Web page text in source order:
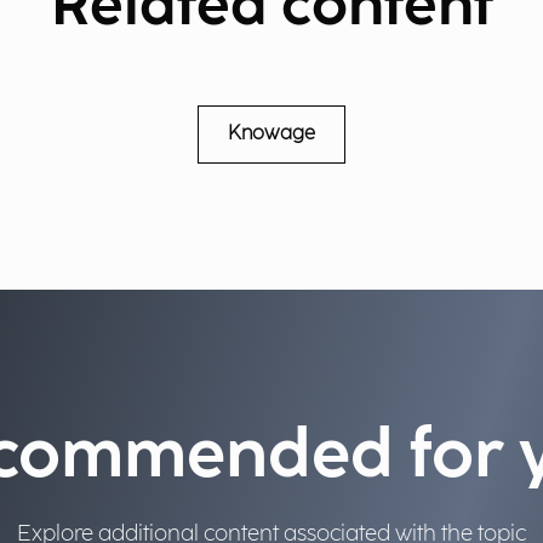
Knowage
for
Explore additional content associated with the topic